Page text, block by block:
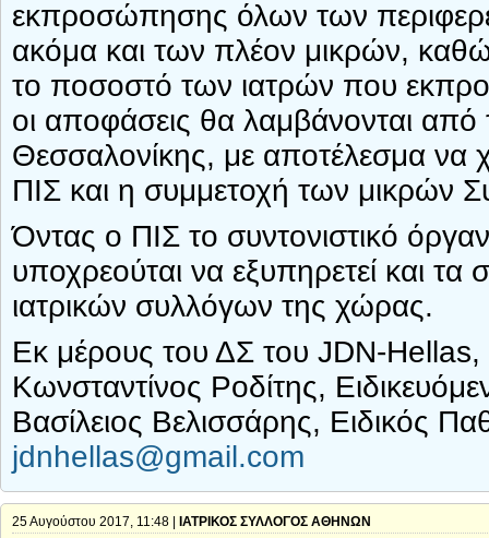
εκπροσώπησης όλων των
ακόμα και των πλέον μικρών,
το ποσοστό των ιατρών που
οι αποφάσεις θα λαμβάνονται
Θεσσαλονίκης, με αποτέλεσμα να
ΠΙΣ και η συμμετοχή των μικρών
Όντας ο ΠΙΣ το συντονιστικό
υποχρεούται να εξυπηρετεί και
ιατρικών συλλόγων της χώρας.
Εκ μέρους του ΔΣ του JDN-Hellas,
Κωνσταντίνος Ροδίτης,
Βασίλειος Βελισσάρης, Ειδικός
jdnhellas@gmail.com
25 Αυγούστου 2017, 11:48 | ΙΑΤΡΙΚΟΣ ΣΥΛΛΟΓΟΣ ΑΘΗΝΩΝ